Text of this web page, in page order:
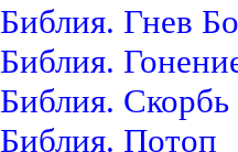
Библия. Гнев
Библия.
Библия. Скорбь
Библия. Потоп